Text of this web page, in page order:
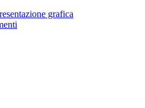
grafica